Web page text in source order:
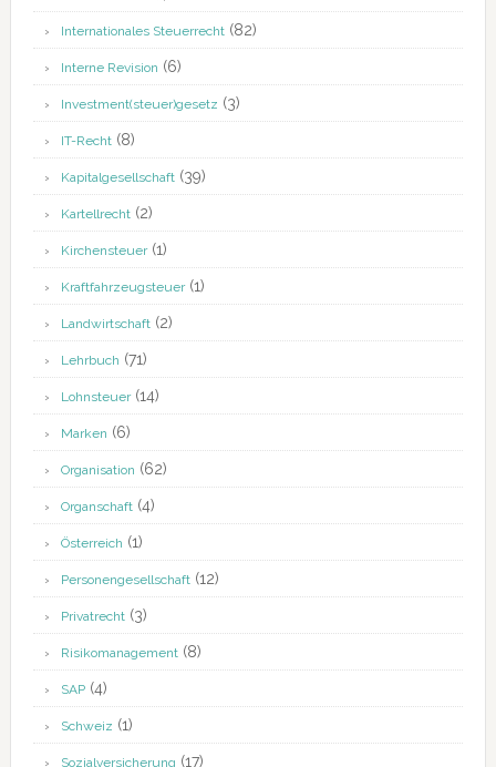
Internationales Steuerrecht(82)
Interne Revision (6)
Investment(steuer)gesetz (3)
IT-Recht(8)
Kapitalgesellschaft(39)
Kartellrecht(2)
Kirchensteuer(1)
Kraftfahrzeugsteuer(1)
Landwirtschaft(2)
Lehrbuch (71)
Lohnsteuer(14)
Marken (6)
Organisation (62)
Organschaft(4)
Österreich (1)
Personengesellschaft(12)
Privatrecht(3)
Risikomanagement(8)
SAP(4)
Schweiz (1)
Sozialversicherung (17)